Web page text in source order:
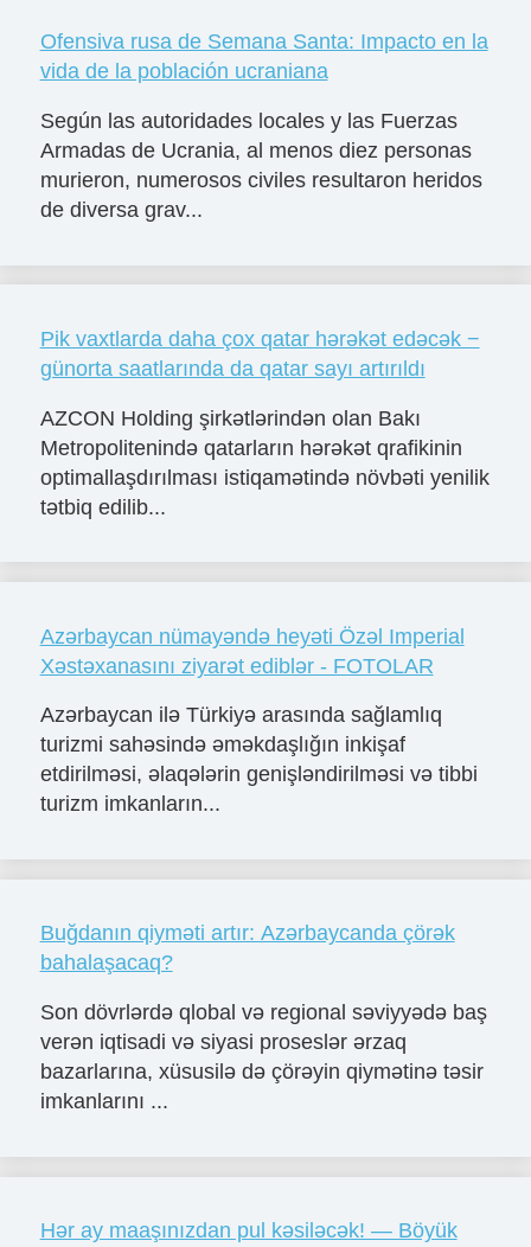
Ofensiva rusa de Semana Santa: Impacto en la
vida de la población ucraniana
Según las autoridades locales y las Fuerzas
Armadas de Ucrania, al menos diez personas
murieron, numerosos civiles resultaron heridos
de diversa grav...
Pik vaxtlarda daha çox qatar hərəkət edəcək −
günorta saatlarında da qatar sayı artırıldı
AZCON Holding şirkətlərindən olan Bakı
Metropolitenində qatarların hərəkət qrafikinin
optimallaşdırılması istiqamətində növbəti yenilik
tətbiq edilib...
Azərbaycan nümayəndə heyəti Özəl Imperial
Xəstəxanasını ziyarət ediblər - FOTOLAR
Azərbaycan ilə Türkiyə arasında sağlamlıq
turizmi sahəsində əməkdaşlığın inkişaf
etdirilməsi, əlaqələrin genişləndirilməsi və tibbi
turizm imkanların...
Buğdanın qiyməti artır: Azərbaycanda çörək
bahalaşacaq?
Son dövrlərdə qlobal və regional səviyyədə baş
verən iqtisadi və siyasi proseslər ərzaq
bazarlarına, xüsusilə də çörəyin qiymətinə təsir
imkanlarını ...
Hər ay maaşınızdan pul kəsiləcək! — Böyük